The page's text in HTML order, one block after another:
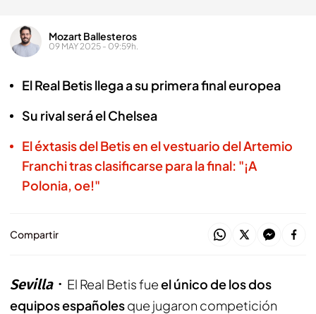
Mozart Ballesteros
09 MAY 2025 - 09:59h.
El Real Betis llega a su primera final europea
Su rival será el Chelsea
El éxtasis del Betis en el vestuario del Artemio
Franchi tras clasificarse para la final: "¡A
Polonia, oe!"
Compartir
Sevilla El Real Betis fueel único de los dos
equipos españolesque jugaron competición